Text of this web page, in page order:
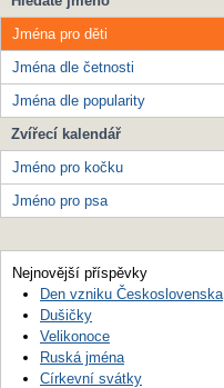
Jména pro děti
Jména dle četnosti
Jména dle popularity
Zvířecí kalendář
Jméno pro kočku
Jméno pro psa
Nejnovější příspěvky
Den vzniku Československa
Dušičky
Velikonoce
Ruská jména
Církevní svátky